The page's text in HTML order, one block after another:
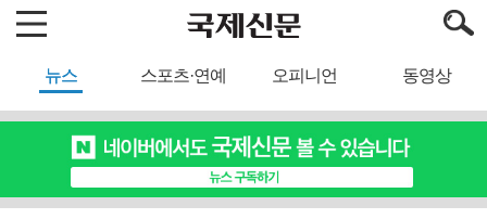
뉴스 스포츠·연예 오피니언 동영상